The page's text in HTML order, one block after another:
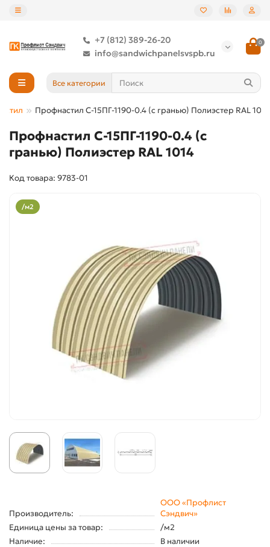
+7 (812) 389-26-20
info@sandwichpanelsvspb.ru
0
Все категории
Профнастил С-15ПГ-1190-0.4 (с гранью) Полиэстер RAL 1014
Профнастил С-15ПГ-1190-0.4 (с
гранью) Полиэстер RAL 1014
Код товара: 9783-01
/м2
Производитель:
ООО «Профлист
Сэндвич»
Единица цены за товар:
/м2
Наличие:
В наличии